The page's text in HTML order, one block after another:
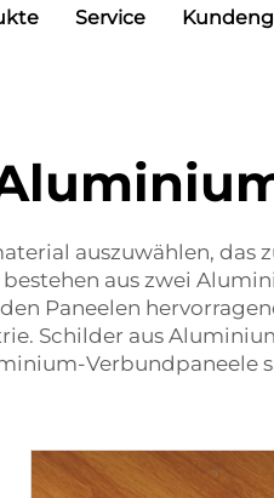
Service
auszuwählen,
bestehen aus zwei
Paneelen
Schilder aus
Verbundpaneele